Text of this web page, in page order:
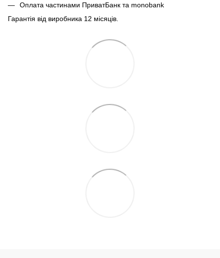
Оплата частинами ПриватБанк та monobank
Гарантія від виробника 12 місяців.